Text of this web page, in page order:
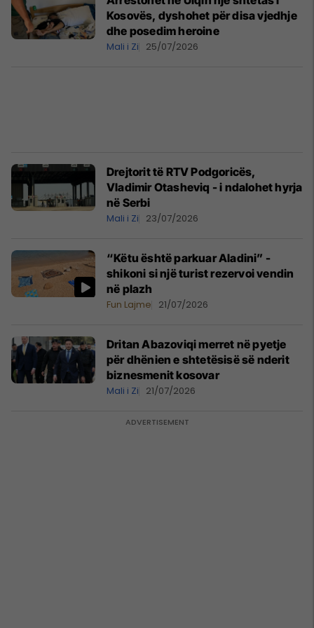
Kosovës, dyshohet për disa vjedhje
dhe posedim heroine
Mali i Zi 25/07/2026
Drejtorit të RTV Podgoricës,
Vladimir Otasheviq - i ndalohet hyrja
në Serbi
Mali i Zi 23/07/2026
“Këtu është parkuar Aladini” -
shikoni si një turist rezervoi vendin
në plazh
Fun Lajme 21/07/2026
Dritan Abazoviqi merret në pyetje
për dhënien e shtetësisë së nderit
biznesmenit kosovar
Mali i Zi 21/07/2026